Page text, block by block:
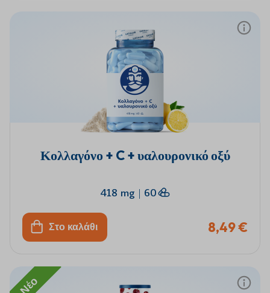
Κολλαγόνο + C + υαλουρονικό οξύ
418 mg | 60
Στο καλάθι 8,49 €
Νέο